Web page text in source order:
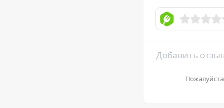
Добавить